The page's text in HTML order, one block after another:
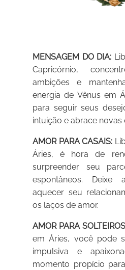
MENSAGEM DO DIA:
Capricórnio,
ambições e
energia de Vênus em
para seguir seus
intuição e abrace
AMOR PARA CASAIS:
Áries, é hora de
surpreender seu
espontâneos. Deixe
aquecer seu
os laços de amor.
AMOR PARA
em Áries, você pode
impulsiva e
momento propício